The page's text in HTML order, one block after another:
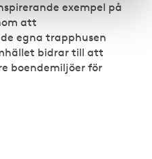
exempel på
att
egna trapphusen
bidrar till att
boendemiljöer för